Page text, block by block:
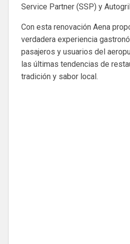
Service Partner (SSP) y
Con esta renovación Aena
verdadera experiencia
pasajeros y usuarios del
las últimas tendencias de
tradición y sabor local.